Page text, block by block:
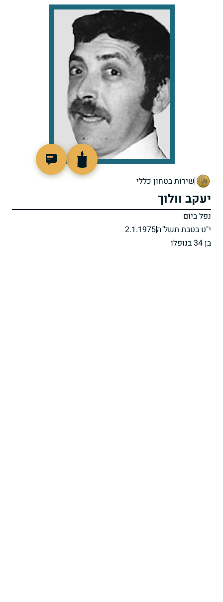
שירות בטחון כללי
יעקב וולוך
נפל ביום
י"ט בטבת תשל"ה2.1.1975
בן 34 בנופלו